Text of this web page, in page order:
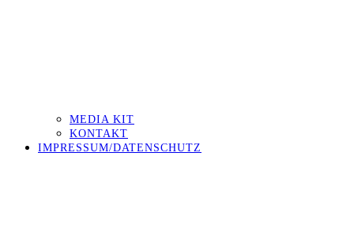
MEDIA KIT
KONTAKT
IMPRESSUM/DATENSCHUTZ